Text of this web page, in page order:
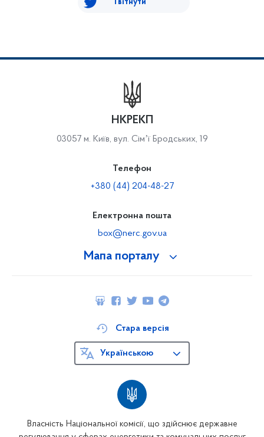
Твітнути
Мапа порталу
НКРЕКП
03057 м. Київ, вул. Сімʼї Бродських, 19
Телефон
+380 (44) 204-48-27
Електронна пошта
box@nerc.gov.ua
Власність Національної комісії, що здійснює державне
Стара версія
Українською